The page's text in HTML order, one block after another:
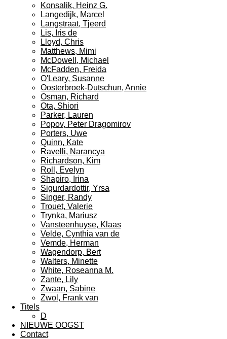
Konsalik, Heinz G.
Langedijk, Marcel
Langstraat, Tjeerd
Lis, Iris de
Lloyd, Chris
Matthews, Mimi
McDowell, Michael
McFadden, Freida
O'Leary, Susanne
Oosterbroek-Dutschun, Annie
Osman, Richard
Ota, Shiori
Parker, Lauren
Popov, Peter Dragomirov
Porters, Uwe
Quinn, Kate
Ravelli, Narancya
Richardson, Kim
Roll, Evelyn
Shapiro, Irina
Sigurdardottir, Yrsa
Singer, Randy
Trouet, Valerie
Trynka, Mariusz
Vansteenhuyse, Klaas
Velde, Cynthia van de
Vemde, Herman
Wagendorp, Bert
Walters, Minette
White, Roseanna M.
Zante, Lily
Zwaan, Sabine
Zwol, Frank van
Titels
D
NIEUWE OOGST
Contact